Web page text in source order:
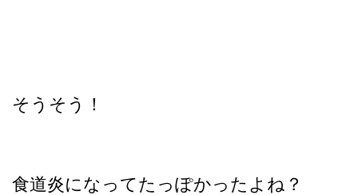
そうそう！
食道炎になってたっぽかったよね？